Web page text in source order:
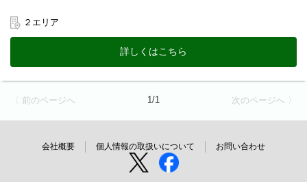
＜処方箋枚数＞
120枚（日平均）、2,900枚（月平均）
在宅対応手段：自家用車
管理薬剤師 1名
医療事務（正社員）6名
医療事務（パート）1名
２エリア
詳しくはこちら
〈 前のページへ 1/1 次のページへ 〉
会社概要 個人情報の取扱いについて お問い合わせ